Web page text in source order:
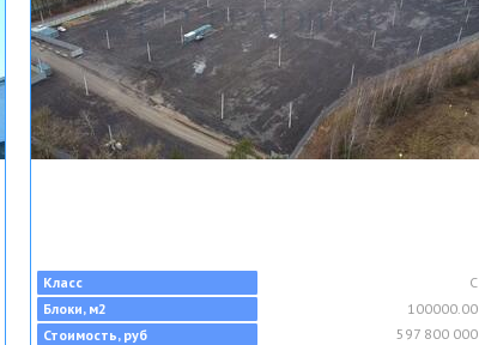
Класс
C
Блоки, м2
100000.00
Стоимость, руб
597 800 000